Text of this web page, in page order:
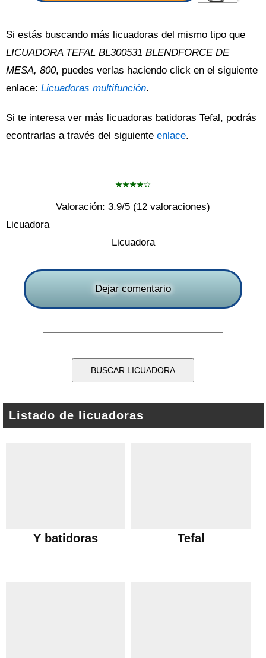
Si estás buscando más licuadoras del mismo tipo que
LICUADORA TEFAL BL300531 BLENDFORCE DE
MESA, 800, puedes verlas haciendo click en el siguiente
enlace: Licuadoras multifunción.
Si te interesa ver más licuadoras batidoras Tefal, podrás
econtrarlas a través del siguiente enlace.
Valoración: 3.9/5 (12 valoraciones)
Licuadora
Licuadora
Dejar comentario
Listado de licuadoras
Y batidoras Tefal